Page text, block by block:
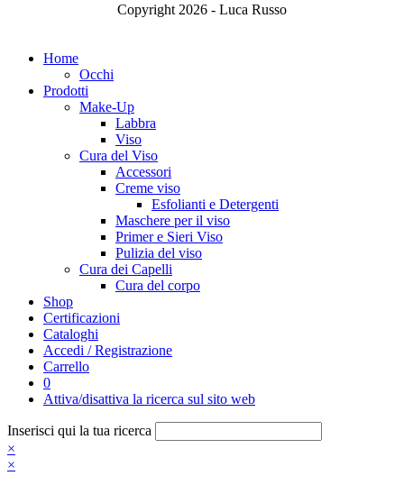
Copyright 2026 - Luca Russo
Home
Occhi
Prodotti
Make-Up
Labbra
Viso
Cura del Viso
Accessori
Creme viso
Esfolianti e Detergenti
Maschere per il viso
Primer e Sieri Viso
Pulizia del viso
Cura dei Capelli
Cura del corpo
Shop
Certificazioni
Cataloghi
Accedi / Registrazione
Carrello
0
Attiva/disattiva la ricerca sul sito web
Inserisci qui la tua ricerca
×
×